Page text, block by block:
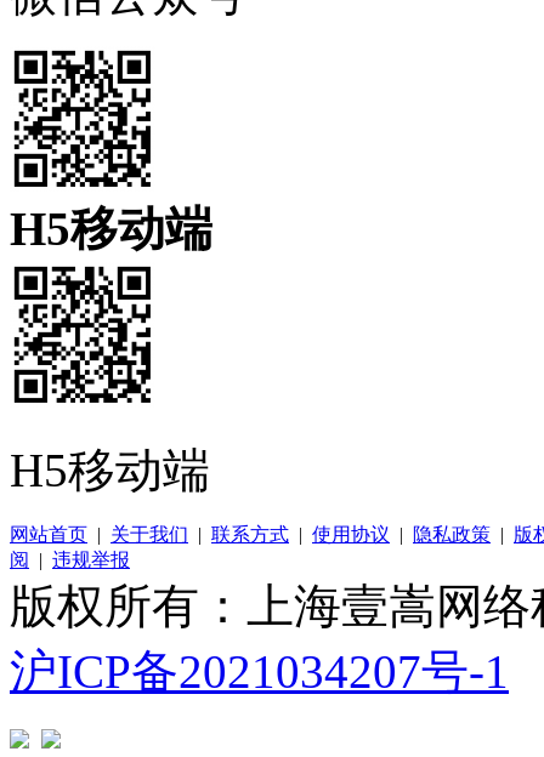
H5移动端
H5移动端
网站首页 | 关于我们 | 联系方式 | 使用协议 | 隐私政策 | 版
阅
| 违规举报
版权所有：上海壹嵩网
沪ICP备2021034207号-1